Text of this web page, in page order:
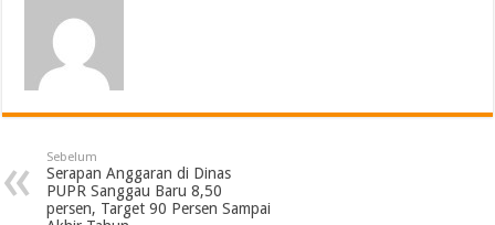
Sebelum
Serapan Anggaran di Dinas
PUPR Sanggau Baru 8,50
persen, Target 90 Persen Sampai